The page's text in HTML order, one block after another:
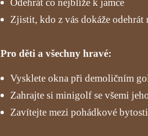
Odehrát co nejblíže k jamce
Zjistit, kdo z vás dokáže odehrát
Pro děti a všechny hravé:
Vysklete okna při demoličním
Zahrajte si minigolf se všemi
Zavítejte mezi pohádkové